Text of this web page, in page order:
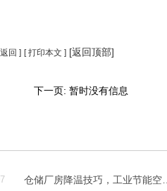
回 ] [ 打印本文 ] [返回顶部]
下一页: 暂时没有信息
仓储厂房降温技巧，工业节能空…